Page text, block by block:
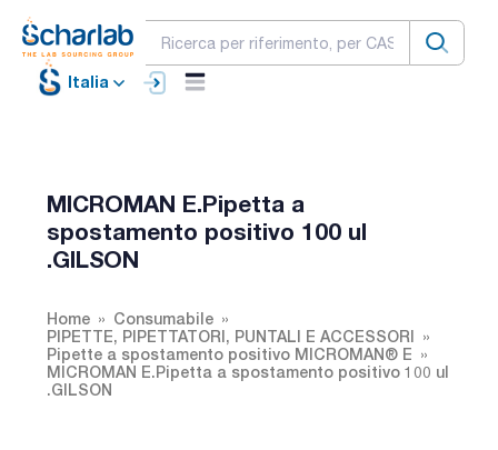
Italia
MICROMAN E.Pipetta a
spostamento positivo 100 ul
.GILSON
Home
Consumabile
PIPETTE, PIPETTATORI, PUNTALI E ACCESSORI
Pipette a spostamento positivo MICROMAN® E
MICROMAN E.Pipetta a spostamento positivo 100 ul
.GILSON